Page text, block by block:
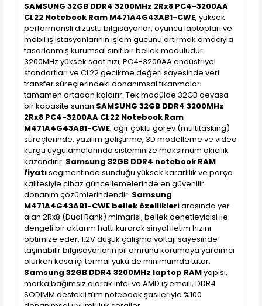
SAMSUNG 32GB DDR4 3200MHz 2Rx8 PC4-3200AA
CL22 Notebook Ram M471A4G43AB1-CWE, yüksek
performanslı dizüstü bilgisayarlar, oyuncu laptopları ve
mobil iş istasyonlarının işlem gücünü artırmak amacıyla
tasarlanmış kurumsal sınıf bir bellek modülüdür.
3200MHz yüksek saat hızı, PC4-3200AA endüstriyel
standartları ve CL22 gecikme değeri sayesinde veri
transfer süreçlerindeki donanımsal tıkanmaları
tamamen ortadan kaldırır. Tek modülde 32GB devasa
bir kapasite sunan SAMSUNG 32GB DDR4 3200MHz
2Rx8 PC4-3200AA CL22 Notebook Ram
M471A4G43AB1-CWE; ağır çoklu görev (multitasking)
süreçlerinde, yazılım geliştirme, 3D modelleme ve video
kurgu uygulamalarında sisteminize maksimum akıcılık
kazandırır. Samsung 32GB DDR4 notebook RAM
fiyatısegmentinde sunduğu yüksek kararlılık ve parça
kalitesiyle cihaz güncellemelerinde en güvenilir
donanım çözümlerindendir. Samsung
M471A4G43AB1-CWE bellek özellikleriarasında yer
alan 2Rx8 (Dual Rank) mimarisi, bellek denetleyicisi ile
dengeli bir aktarım hattı kurarak sinyal iletim hızını
optimize eder. 1.2V düşük çalışma voltajı sayesinde
taşınabilir bilgisayarların pil ömrünü korumaya yardımcı
olurken kasa içi termal yükü de minimumda tutar.
Samsung 32GB DDR4 3200MHz laptop RAMyapısı,
marka bağımsız olarak Intel ve AMD işlemcili, DDR4
SODIMM destekli tüm notebook şasileriyle %100